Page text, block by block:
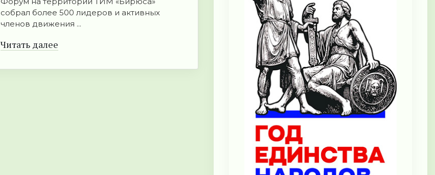
собрал более 500 лидеров и активных
членов движения ...
Читать далее